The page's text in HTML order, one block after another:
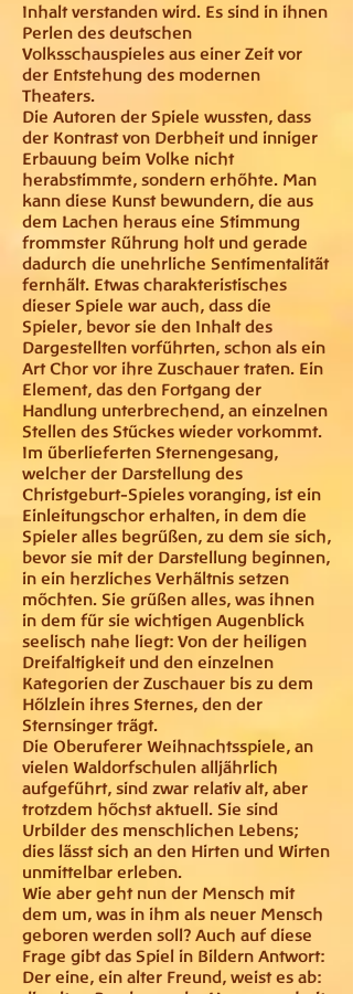
Inhalt verstanden wird. Es sind in ihnen
Perlen des deutschen
Volksschauspieles aus einer Zeit vor
der Entstehung des modernen
Theaters.
Die Autoren der Spiele wussten, dass
der Kontrast von Derbheit und inniger
Erbauung beim Volke nicht
herabstimmte, sondern erhöhte. Man
kann diese Kunst bewundern, die aus
dem Lachen heraus eine Stimmung
frommster Rührung holt und gerade
dadurch die unehrliche Sentimentalität
fernhält. Etwas charakteristisches
dieser Spiele war auch, dass die
Spieler, bevor sie den Inhalt des
Dargestellten vorführten, schon als ein
Art Chor vor ihre Zuschauer traten. Ein
Element, das den Fortgang der
Handlung unterbrechend, an einzelnen
Stellen des Stückes wieder vorkommt.
Im überlieferten Sternengesang,
welcher der Darstellung des
Christgeburt-Spieles voranging, ist ein
Einleitungschor erhalten, in dem die
Spieler alles begrüßen, zu dem sie sich,
bevor sie mit der Darstellung beginnen,
in ein herzliches Verhältnis setzen
möchten. Sie grüßen alles, was ihnen
in dem für sie wichtigen Augenblick
seelisch nahe liegt: Von der heiligen
Dreifaltigkeit und den einzelnen
Kategorien der Zuschauer bis zu dem
Hölzlein ihres Sternes, den der
Sternsinger trägt.
Die Oberuferer Weihnachtsspiele, an
vielen Waldorfschulen alljährlich
aufgeführt, sind zwar relativ alt, aber
trotzdem höchst aktuell. Sie sind
Urbilder des menschlichen Lebens;
dies lässt sich an den Hirten und Wirten
unmittelbar erleben.
Wie aber geht nun der Mensch mit
dem um, was in ihm als neuer Mensch
geboren werden soll? Auch auf diese
Frage gibt das Spiel in Bildern Antwort:
Der eine, ein alter Freund, weist es ab: